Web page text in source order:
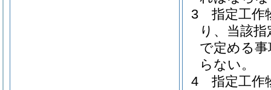
3
指定工作
り、当該
で定める
らない。
4
指定工作